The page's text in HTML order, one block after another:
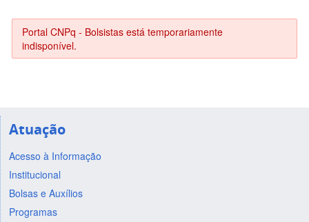
Portal CNPq - Bolsistas está temporariamente
indisponível.
Atuação
Acesso à Informação
Institucional
Bolsas e Auxílios
Programas